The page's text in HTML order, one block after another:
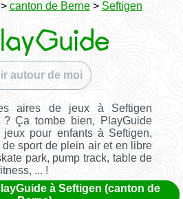
canton de Berne> Seftigen
autour de moi
aires de jeux à Seftigen
? Ça tombe bien, PlayGuide
pour enfants à Seftigen,
sport de plein air et en libre
park, pump track, table de
... !
à Seftigen (canton de